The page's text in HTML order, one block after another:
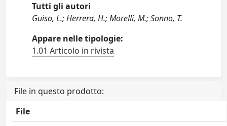
Tutti gli autori
Guiso, L.; Herrera, H.; Morelli, M.; Sonno, T.
Appare nelle tipologie:
1.01 Articolo in rivista
File in questo prodotto:
File